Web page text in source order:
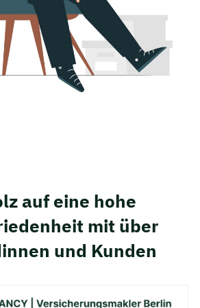
auf eine hohe
mit über
und Kunden